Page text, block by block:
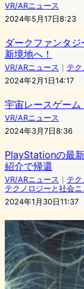
VR/ARニュース
2024年5月17日8:23
ダークファンタ
新境地へ！
VR/ARニュース ｜ テ
2024年2月1日14:17
宇宙レースゲー
VR/ARニュース
2024年3月7日8:36
PlayStationの最
紹介で帰還
VR/ARニュース ｜ テ
テクノロジーと社会ニ
2024年1月30日11:37